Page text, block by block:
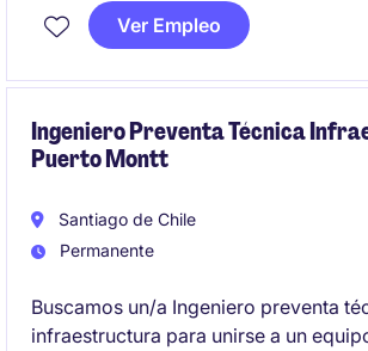
busca un perfil con experiencia en
automatización y gestión de
Ver Empleo
Ingeniero Preventa Técnica
Puerto Montt
Santiago de Chile
Permanente
Buscamos un/a Ingeniero preventa
infraestructura para unirse a un